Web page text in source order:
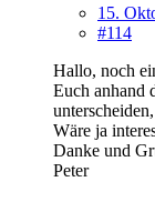
15.
#114
Hallo, noch
Euch anhand
Wäre ja
Danke und
Peter